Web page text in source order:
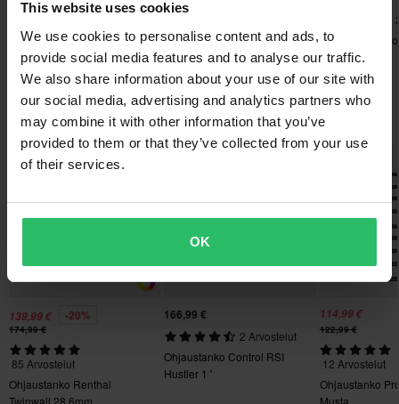
This website uses cookies
We use cookies to personalise content and ads, to
provide social media features and to analyse our traffic.
We also share information about your use of our site with
our social media, advertising and analytics partners who
may combine it with other information that you’ve
provided to them or that they’ve collected from your use
of their services.
OK
Sinulla on oikeus palauttaa tilauksesi 60 päivän sisällä.
Palautuksesta peritään mahdolliset kulut. *Palautusoikeus ei
koske henkilökohtaisesti räätälöityjä tai tilauksesta valmistettuja
tuotteita. Katso lisätietoja ja ehdotasiakaspalveluosiosta
Lähetä
34,99 €
8 Arvostelut
Kumitupit RSI
99,99 €
2 Arvostelut
Kahvanlämmitin RSI High
Ohjaustanko
Hustler 1 '
Suosikit kategoriassa Ohjaustangot
Huippuhinta!
139,99 € -20%
174,99 €
85 Arvostelut
Ohjaustanko Renthal
Twinwall 28.6mm
166,99 €
2 Arvostelut
Ohjaustanko Control RSI
Hustler 1 '
114,99 €
122,99 €
12 Arvostelut
Ohjaustanko
Musta